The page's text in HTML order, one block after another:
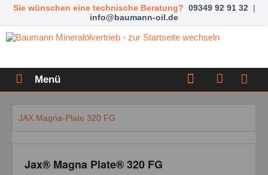
Sie wünschen eine technische Beratung? 09349 92 91 32 |
info@baumann-oil.de
Menü
JAX Magna-Plate 320 FG
Jax® Magna Plate® 320 FG